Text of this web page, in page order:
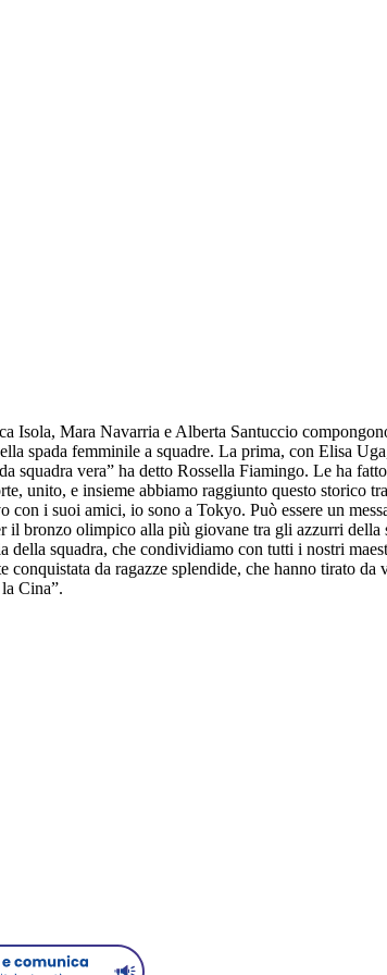
Mara Navarria e Alberta Santuccio
spada femminile a squadre. La prima, con Elisa
squadra vera” ha detto Rossella Fiamingo. Le ha
unito, e insieme abbiamo raggiunto questo storico
i suoi amici, io sono a Tokyo. Può essere un
il bronzo olimpico alla più giovane tra gli azzurri della
squadra, che condividiamo con tutti i nostri
da ragazze splendide, che hanno tirato
Cina”.